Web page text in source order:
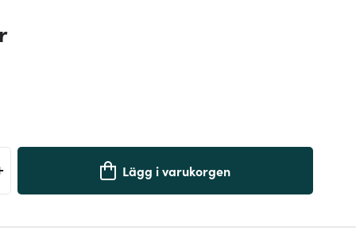
Lägg i varukorgen